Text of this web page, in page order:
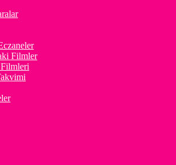
Filmler
İLÇE ÖRGÜTÜ ÜYELERİ